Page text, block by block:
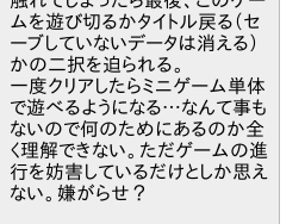
ムを遊び切るかタイトル戻る（セ
ーブしていないデータは消える）
かの二択を迫られる。
一度クリアしたらミニゲーム単体
で遊べるようになる…なんて事も
ないので何のためにあるのか全
く理解できない。ただゲームの進
行を妨害しているだけとしか思え
ない。嫌がらせ？